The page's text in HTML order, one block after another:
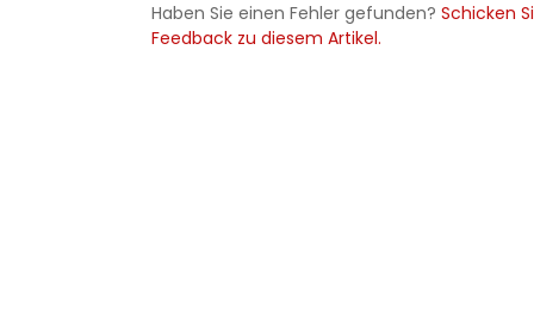
Haben Sie einen Fehler gefunden?Schicken
Feedback zu diesem Artikel.